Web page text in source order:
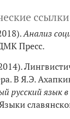
ссылки
Анализ
Пресс.
В Я.Э.
русский язык